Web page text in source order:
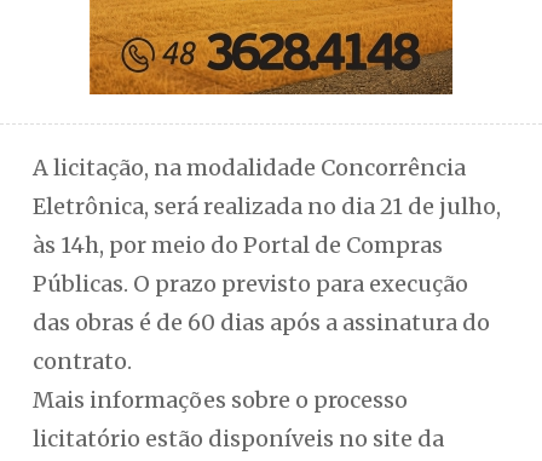
A licitação, na modalidade Concorrência
Eletrônica, será realizada no dia 21 de julho,
às 14h, por meio do Portal de Compras
Públicas. O prazo previsto para execução
das obras é de 60 dias após a assinatura do
contrato.
Mais informações sobre o processo
licitatório estão disponíveis no site da